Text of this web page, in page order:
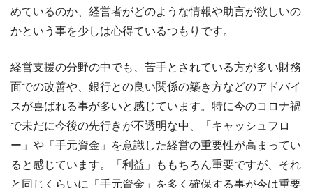
めているのか、経営者がどのような情報や助言が欲しいの
かという事を少しは心得ているつもりです。
経営支援の分野の中でも、苦手とされている方が多い財務
面での改善や、銀行との良い関係の築き方などのアドバイ
スが喜ばれる事が多いと感じています。特に今のコロナ禍
で未だに今後の先行きが不透明な中、「キャッシュフロ
ー」や「手元資金」を意識した経営の重要性が高まってい
ると感じています。「利益」ももちろん重要ですが、それ
と同じくらいに「手元資金」を多く確保する事が今は重要